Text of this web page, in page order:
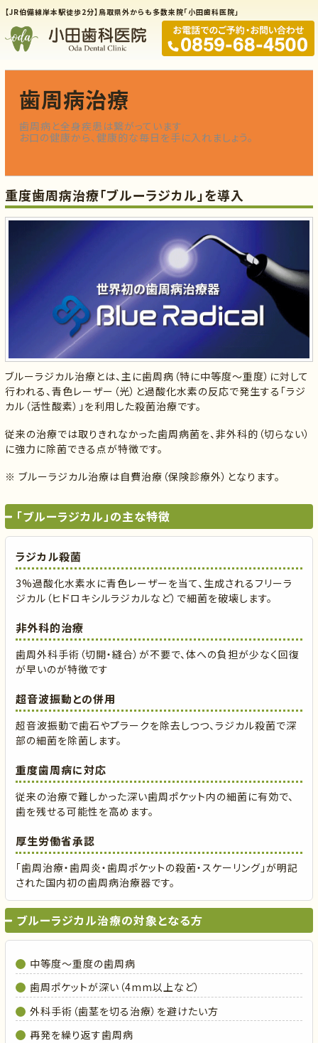
【JR伯備線岸本駅徒歩2分】鳥取県外からも多数来院「小田歯科医院」
歯周病治療
歯周病と全身疾患は繋がっています
お口の健康から、健康的な毎日を手に入れましょう。
重度歯周病治療「ブルーラジカル」を導入
ブルーラジカル治療とは、主に歯周病（特に中等度～重度）に対して
行われる、青色レーザー（光）と過酸化水素の反応で発生する「ラジ
カル（活性酸素）」を利用した殺菌治療です。
従来の治療では取りきれなかった歯周病菌を、非外科的（切らない）
に強力に除菌できる点が特徴です。
※ ブルーラジカル治療は自費治療（保険診療外）となります。
「ブルーラジカル」の主な特徴
ラジカル殺菌
3%過酸化水素水に青色レーザーを当て、生成されるフリーラ
ジカル（ヒドロキシルラジカルなど）で細菌を破壊します。
非外科的治療
歯周外科手術（切開・縫合）が不要で、体への負担が少なく回復
が早いのが特徴です
超音波振動との併用
超音波振動で歯石やプラークを除去しつつ、ラジカル殺菌で深
部の細菌を除菌します。
重度歯周病に対応
従来の治療で難しかった深い歯周ポケット内の細菌に有効で、
歯を残せる可能性を高めます。
厚生労働省承認
「歯周治療・歯周炎・歯周ポケットの殺菌・スケーリング」が明記
された国内初の歯周病治療器です。
ブルーラジカル治療の対象となる方
中等度～重度の歯周病
歯周ポケットが深い（4mm以上など）
外科手術（歯茎を切る治療）を避けたい方
再発を繰り返す歯周病